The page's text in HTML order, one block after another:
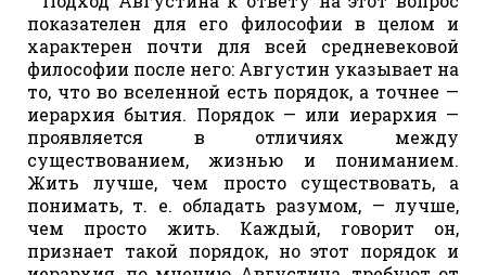
показателен для его философии в целом и
характерен почти для всей средневековой
философии после него: Августин указывает на
то, что во вселенной есть порядок, а точнее —
иерархия бытия. Порядок — или иерархия —
проявляется в отличиях между
существованием, жизнью и пониманием.
Жить лучше, чем просто существовать, а
понимать, т. е. обладать разумом, — лучше,
чем просто жить. Каждый, говорит он,
признает такой порядок, но этот порядок и